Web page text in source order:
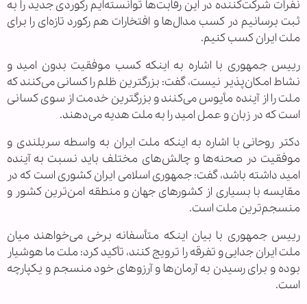
نفرات شرکت‌کننده در این رقابت‌ها توانسته‌ایم رکوردی جدید را به
ثبت برسانیم در کسب مدال‌ها و افتخارات هم رکورد تازه‌ای را برای
ملت ایران کسب کنیم.
رییس‌ جمهوری با اشاره به اینکه کسب موفقیت بدون امید و
نشاط امکان‌پذیر نیست، گفت: بزرگترین ظلم را کسانی می‌کنند که
ملت را از آینده مأیوس می‌کنند و بزرگترین خدمت از سوی کسانی
است که در زبان و عمل امید را به ملت هدیه می‌دهند.
دکتر روحانی با اشاره به اینکه ملت ایران به واسطه سربلندی و
موفقیت در صحنه‌ها و چالش‌های مختلف باید نسبت به آینده
امید داشته باشد، گفت: جمهوری اسلامی ایران کشوری است که در
مقایسه با بسیاری از کشورهای جهان و منطقه امن‌ترین کشور و
منسجم‌ترین ملت است.
رییس‌ جمهوری با بیان اینکه متأسفانه برخی می‌خواهند میان
ملت ایران جدایی و تفرقه را ترویج کنند، تأکید کرد: ملت ما هوشیار
بوده و برای رسیدن به آرمان‌ها و آرزوهای خود منسجم و یکپارچه
است.